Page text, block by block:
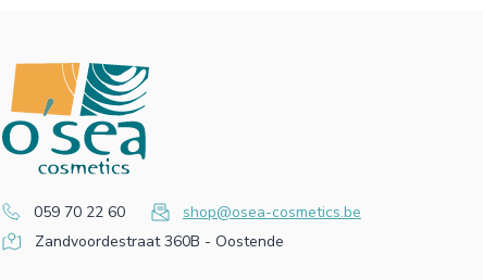
059 70 22 60
shop@osea-cosmetics.be
Zandvoordestraat 360B - Oostende